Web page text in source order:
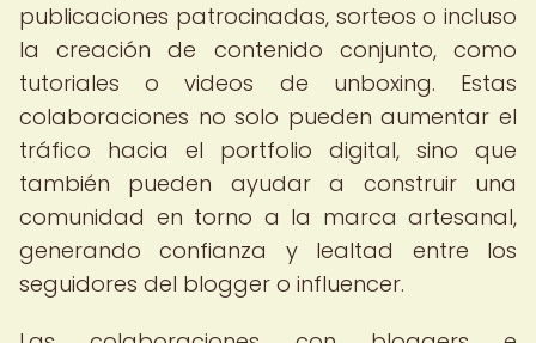
publicaciones patrocinadas, sorteos o incluso
la creación de contenido conjunto, como
tutoriales o videos de unboxing. Estas
colaboraciones no solo pueden aumentar el
tráfico hacia el portfolio digital, sino que
también pueden ayudar a construir una
comunidad en torno a la marca artesanal,
generando confianza y lealtad entre los
seguidores del blogger o influencer.